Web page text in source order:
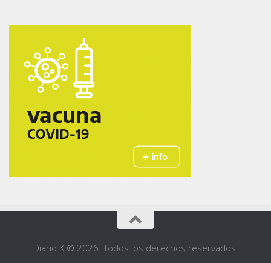
Diario K © 2026. Todos los derechos reservados.